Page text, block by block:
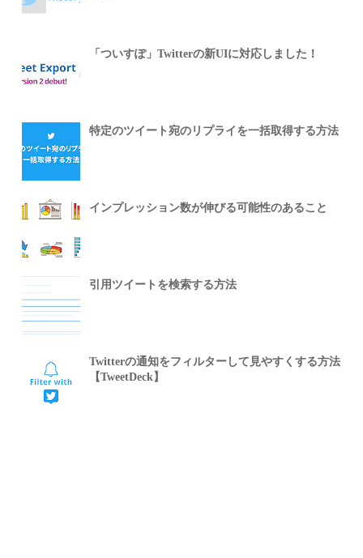
「ついすぽ」Twitterの新UIに対応しました！
特定のツイート宛のリプライを一括取得する方法
インプレッション数が伸びる可能性のあること
引用ツイートを検索する方法
Twitterの通知をフィルターして見やすくする方法
【TweetDeck】